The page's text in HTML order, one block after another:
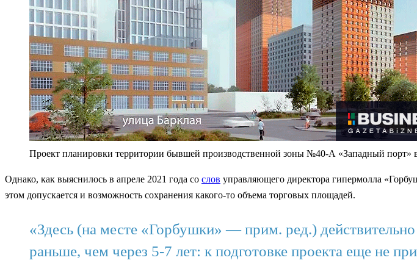
Проект планировки территории бывшей производственной зоны №40-А «Западный порт»
Однако, как выяснилось в апреле 2021 года со слов управляющего директора гипермолла
этом допускается и возможность сохранения какого-то объема торговых площадей.
«Здесь (на месте «Горбушки» — прим. ред.)
раньше, чем через 5-7 лет: к подготовке проекта еще не